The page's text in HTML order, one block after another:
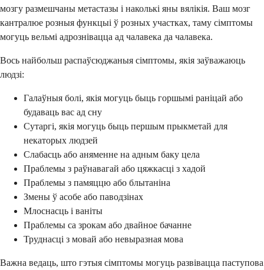
мозгу размешчаны метастазы і наколькі яны вялікія. Ваш мозг
кантралюе розныя функцыі ў розных участках, таму сімптомы
могуць вельмі адрознівацца ад чалавека да чалавека.
Вось найбольш распаўсюджаныя сімптомы, якія заўважаюць
людзі:
Галаўныя болі, якія могуць быць горшымі раніцай або
будаваць вас ад сну
Сутаргі, якія могуць быць першым прыкметай для
некаторых людзей
Слабасць або аняменне на адным баку цела
Праблемы з раўнавагай або цяжкасці з хадой
Праблемы з памяццю або блытаніна
Змены ў асобе або паводзінах
Млоснасць і ваніты
Праблемы са зрокам або двайное бачанне
Труднасці з мовай або невыразная мова
Важна ведаць, што гэтыя сімптомы могуць развівацца паступова